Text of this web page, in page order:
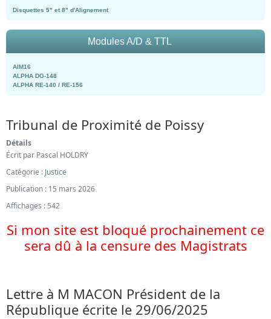
Disquettes 5" et 8" d'Alignement
Modules A/D & TTL
AIM16
ALPHA DG-148
ALPHA RE-140 / RE-156
Tribunal de Proximité de Poissy
Détails
Écrit par Pascal HOLDRY
Catégorie : Justice
Publication : 15 mars 2026
Affichages : 542
Si mon site est bloqué prochainement ce
sera dû à la censure des Magistrats
Lettre à M MACON Président de la
République écrite le 29/06/2025